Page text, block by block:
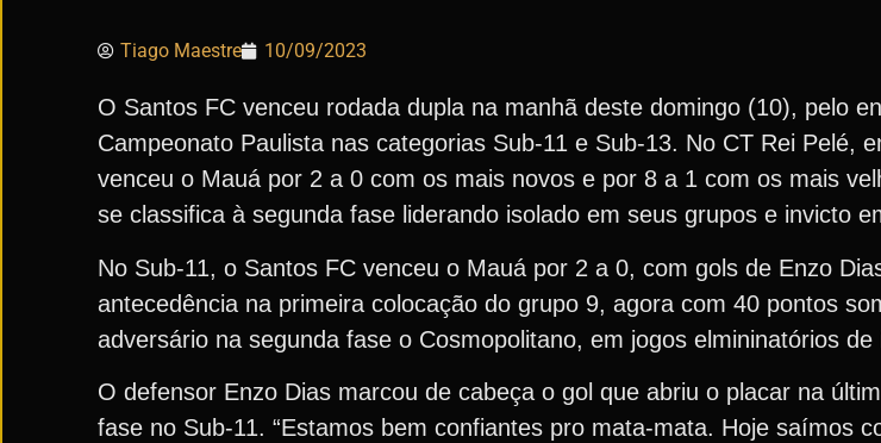
Tiago Maestre 10/09/2023
O Santos FC venceu rodada dupla na manhã deste domingo (10), pelo
Campeonato Paulista nas categorias Sub-11 e Sub-13. No CT Rei Pelé,
venceu o Mauá por 2 a 0 com os mais novos e por 8 a 1 com os mais
se classifica à segunda fase liderando isolado em seus grupos e invicto
No Sub-11, o Santos FC venceu o Mauá por 2 a 0, com gols de Enzo
antecedência na primeira colocação do grupo 9, agora com 40 pontos
adversário na segunda fase o Cosmopolitano, em jogos elmininatórios de
O defensor Enzo Dias marcou de cabeça o gol que abriu o placar na
fase no Sub-11. “Estamos bem confiantes pro mata-mata. Hoje saímos